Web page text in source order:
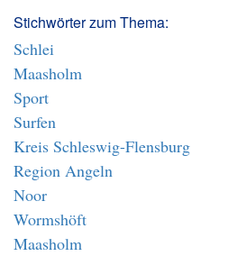
Stichwörter zum Thema:
Schlei
Maasholm
Sport
Surfen
Kreis Schleswig-Flensburg
Region Angeln
Noor
Wormshöft
Maasholm